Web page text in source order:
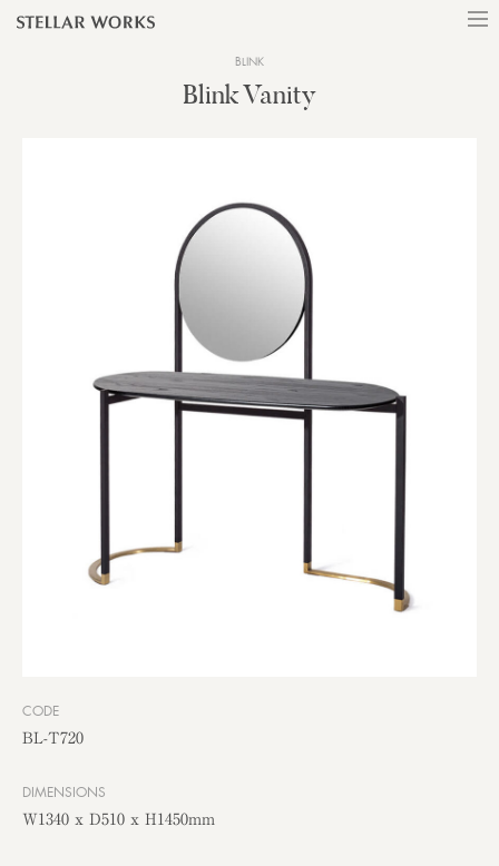
BLINK
Blink Vanity
CODE
BL-T720
DIMENSIONS
W1340 x D510 x H1450mm